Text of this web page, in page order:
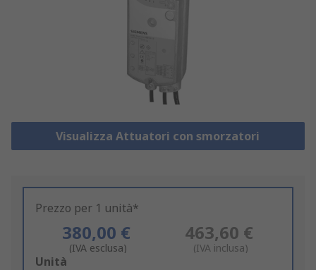
Visualizza Attuatori con smorzatori
Prezzo per 1 unità*
380,00 €
(IVA esclusa)
463,60 €
(IVA inclusa)
Add
Unità